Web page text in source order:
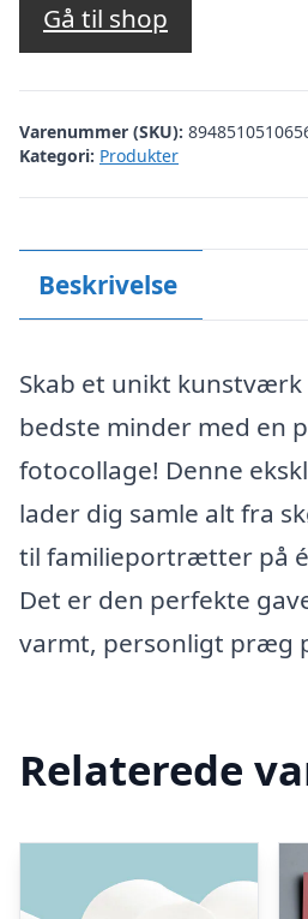
Gå til shop
Varenummer (SKU):
Kategori: Produkter
Beskrivelse
Skab et unikt
bedste minder med en
fotocollage! Denne
lader dig samle alt fra
til familieportrætter på
Det er den perfekte
varmt, personligt præg
Relaterede